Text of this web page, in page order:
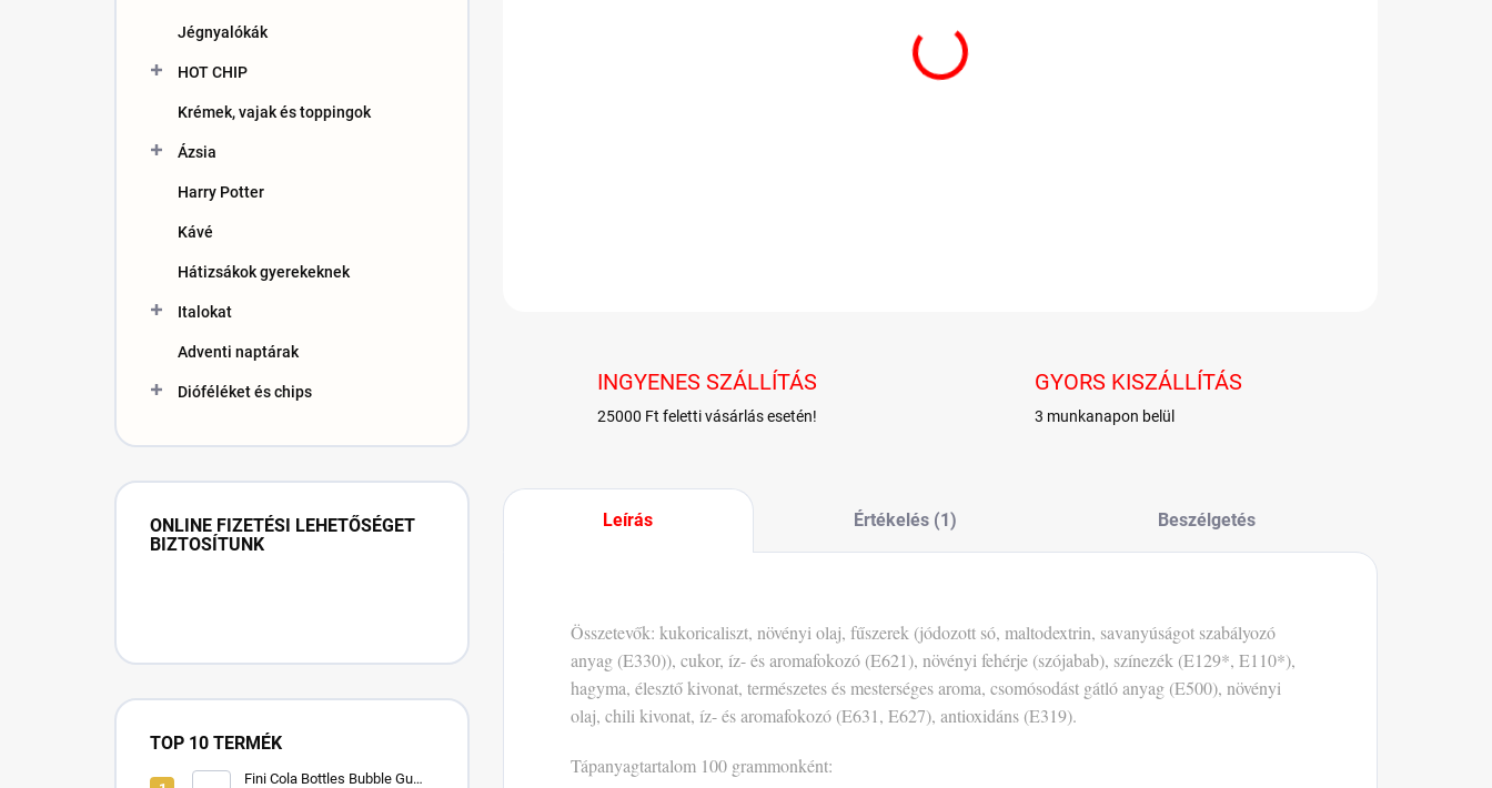
Jégnyalókák
HOT CHIP
Krémek, vajak és toppingok
Ázsia
Harry Potter
Kávé
Hátizsákok gyerekeknek
Italokat
Adventi naptárak
Dióféléket és chips
ONLINE FIZETÉSI LEHETŐSÉGET
BIZTOSÍTUNK
TOP 10 TERMÉK
Fini Cola Bottles Bubble Gum
INGYENES SZÁLLÍTÁS
25000 Ft feletti vásárlás esetén!
GYORS KISZÁLLÍTÁS
3 munkanapon belül
Leírás Értékelés (1) Beszélgetés
Összetevők: kukoricaliszt, növényi olaj, fűszerek (jódozott só, maltodextrin, savanyúságot szabályozó
anyag (E330)), cukor, íz- és aromafokozó (E621), növényi fehérje (szójabab), színezék (E129*, E110*),
hagyma, élesztő kivonat, természetes és mesterséges aroma, csomósodást gátló anyag (E500), növényi
olaj, chili kivonat, íz- és aromafokozó (E631, E627), antioxidáns (E319).
Tápanyagtartalom 100 grammonként: